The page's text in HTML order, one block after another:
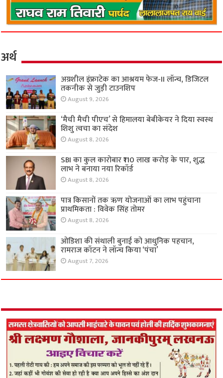
अर्थ
अग्रशील इंफ्राटेक का आश्रयम फेज-II लॉन्च, डिजिटल
तकनीक से जुड़ी टाउनशिप
August 9, 2026
‘मैची मैची पीएच’ से हिमालया बेबीकेयर ने दिया स्वस्थ
शिशु त्वचा का संदेश
August 8, 2026
SBI का कुल कारोबार ₹110 लाख करोड़ के पार, शुद्ध
लाभ ने बनाया नया रिकॉर्ड
August 8, 2026
पात्र किसानों तक ऋण योजनाओं का लाभ पहुंचाना
प्राथमिकता : विवेक सिंह तोमर
August 8, 2026
ओडिशा की संथाली बुनाई को आधुनिक पहचान,
रामराज कॉटन ने लॉन्च किया ‘पंचा’
August 7, 2026